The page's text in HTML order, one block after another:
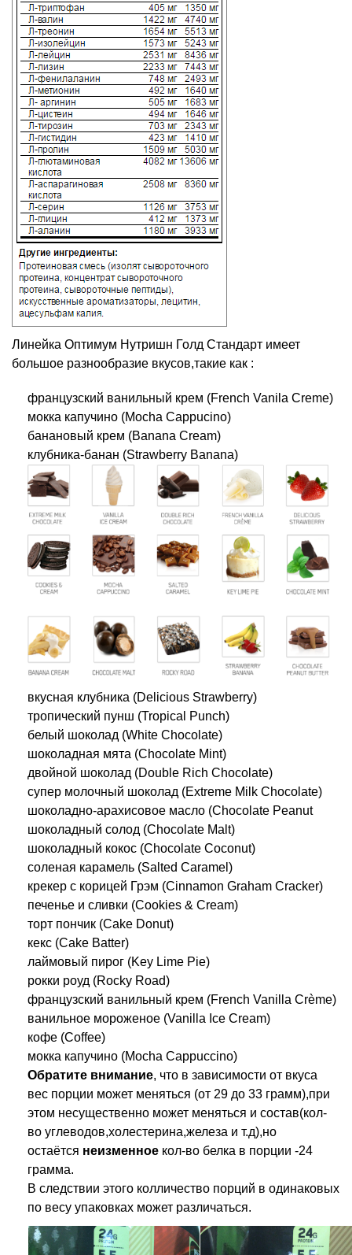
Линейка Оптимум Нутришн Голд Стандарт имеет
большое разнообразие вкусов,такие как :
французский ванильный крем (French Vanila Creme)
мокка капучино (Mocha Cappucino)
банановый крем (Banana Cream)
клубника-банан (Strawberry Banana)
вкусная клубника (Delicious Strawberry)
тропический пунш (Tropical Punch)
белый шоколад (White Chocolate)
шоколадная мята (Chocolate Mint)
двойной шоколад (Double Rich Chocolate)
супер молочный шоколад (Extreme Milk Chocolate)
шоколадно-арахисовое масло (Chocolate Peanut
шоколадный солод (Chocolate Malt)
шоколадный кокос (Chocolate Coconut)
соленая карамель (Salted Caramel)
крекер с корицей Грэм (Cinnamon Graham Cracker)
печенье и сливки (Cookies & Cream)
торт пончик (Cake Donut)
кекс (Cake Batter)
лаймовый пирог (Key Lime Pie)
рокки роуд (Rocky Road)
французский ванильный крем (French Vanilla Crème)
ванильное мороженое (Vanilla Ice Cream)
кофе (Coffee)
мокка капучино (Mocha Cappuccino)
Обратите внимание, что в зависимости от вкуса
вес порции может меняться (от 29 до 33 грамм),при
этом несущественно может меняться и состав(кол-
во углеводов,холестерина,железа и т.д),но
остаётся неизменное кол-во белка в порции -24
грамма.
В следствии этого колличество порций в одинаковых
по весу упаковках может различаться.